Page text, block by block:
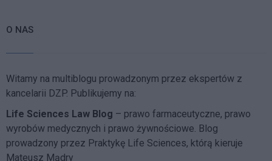
O NAS
Witamy na multiblogu prowadzonym przez ekspertów z
kancelarii DZP. Publikujemy na:
Life Sciences Law Blog – prawo farmaceutyczne, prawo
wyrobów medycznych i prawo żywnościowe. Blog
prowadzony przez Praktykę Life Sciences, którą kieruje
Mateusz Mądry